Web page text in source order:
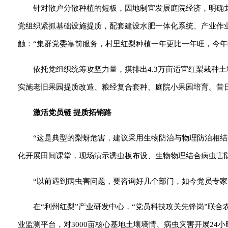
针对散户分散种植的短板，因地制宜发展庭院经济，明
党组织紧抓基础设施提质，配套建设水肥一体化系统、产业
触：“集群党委靠前服务，村里红梨种植一年更比一年旺，今
依托党组织统筹攻坚力量，摸排出4.3万亩适宜红梨栽种
实施老旧果园提质改造、粮经复合套种、庭院小果园培育。
激活党员链 提质拓销路
“这是典型的梨蚜危害，建议采用生物防治与物理防治相
化开展田间课堂，现场演示诱虫板布设、生物物理结合病虫
“以前遇到病虫害问题，要咨询好几个部门，如今党员专
在“利州红梨”产业研发中心，“党员科技攻关先锋岗”联
业监测平台，对3000亩核心基地土壤墒情、病虫灾害开展24